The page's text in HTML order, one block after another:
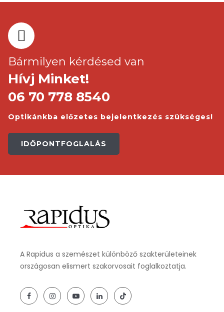
Bármilyen kérdésed van
Hívj Minket!
06 70 778 8540
Optikánkba előzetes bejelentkezés szükséges!
IDŐPONTFOGLALÁS
A Rapidus a szemészet különböző szakterületeinek
országosan elismert szakorvosait foglalkoztatja.